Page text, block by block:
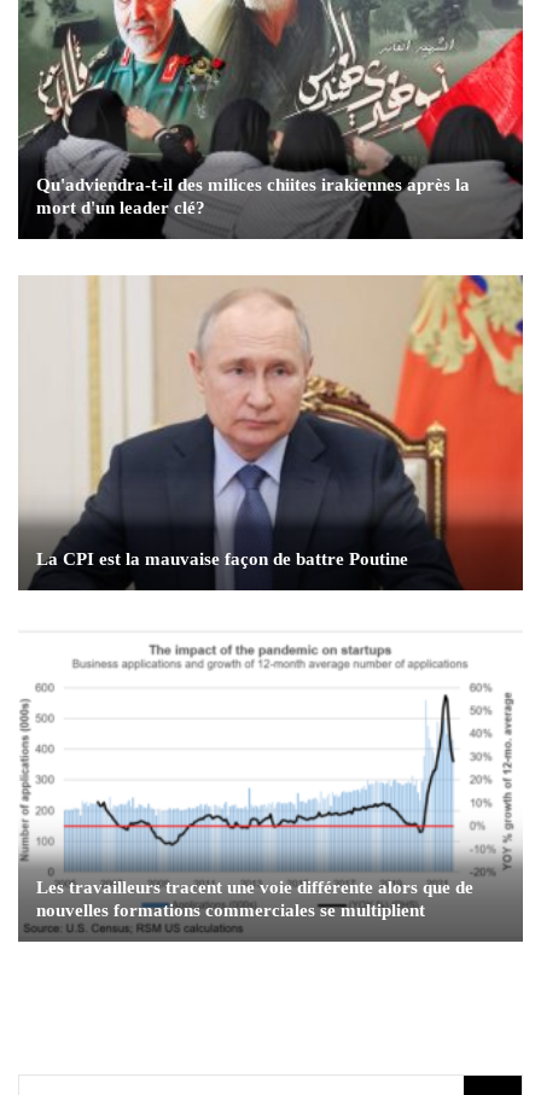
Qu'adviendra-t-il des milices chiites irakiennes après la
mort d'un leader clé?
La CPI est la mauvaise façon de battre Poutine
Les travailleurs tracent une voie différente alors que de
nouvelles formations commerciales se multiplient